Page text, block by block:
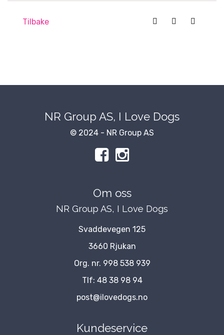
Tilbake
NR Group AS, I Love Dogs
© 2024 - NR Group AS
Om oss
NR Group AS, I Love Dogs
Svaddevegen 125
3660 Rjukan
Org. nr. 998 538 939
Tlf: 48 38 98 94
post@ilovedogs.no
Kundeservice